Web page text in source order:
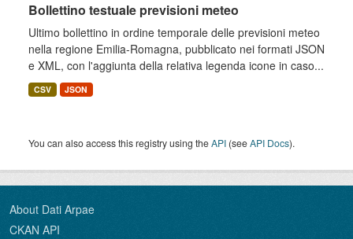
Bollettino testuale previsioni meteo
Ultimo bollettino in ordine temporale delle previsioni meteo
nella regione Emilia-Romagna, pubblicato nei formati JSON
e XML, con l'aggiunta della relativa legenda icone in caso...
CSV JSON
You can also access this registry using theAPI (seeAPI Docs).
About Dati Arpae
CKAN API